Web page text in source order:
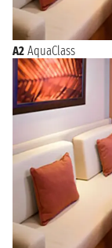
A2 AquaClass